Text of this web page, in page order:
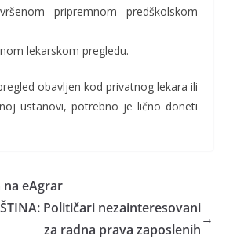
pripremnom predškolskom
lekarskom pregledu.
obavljen kod privatnog lekara ili
ustanovi, potrebno je lično doneti
na eAgrar
Političari nezainteresovani
za radna prava zaposlenih
→